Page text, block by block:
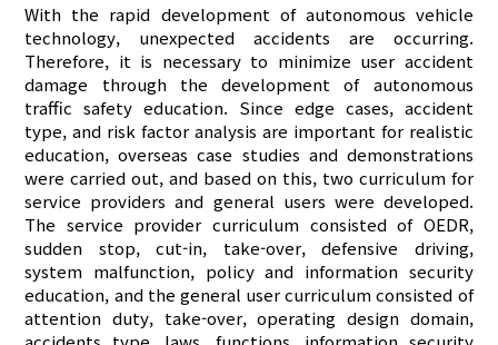
With the rapid development of autonomous vehicle
technology, unexpected accidents are occurring.
Therefore, it is necessary to minimize user accident
damage through the development of autonomous
traffic safety education. Since edge cases, accident
type, and risk factor analysis are important for realistic
education, overseas case studies and demonstrations
were carried out, and based on this, two curriculum for
service providers and general users were developed.
The service provider curriculum consisted of OEDR,
sudden stop, cut-in, take-over, defensive driving,
system malfunction, policy and information security
education, and the general user curriculum consisted of
attention duty, take-over, operating design domain,